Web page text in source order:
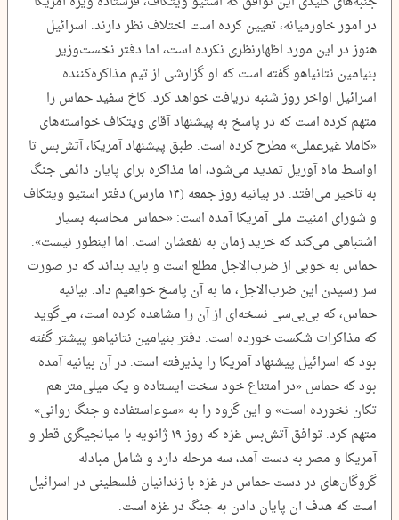
در امور خاورمیانه، تعیین کرده است اختلاف نظر دارند. اسرائیل
هنوز در این مورد اظهارنظری نکرده است، اما دفتر نخست‌وزیر
بنیامین نتانیاهو گفته است که او گزارشی از تیم مذاکره‌کننده
اسرائیل اواخر روز شنبه دریافت خواهد کرد. کاخ سفید حماس را
متهم کرده است که در پاسخ به پیشنهاد آقای ویتکاف خواسته‌های
«کاملا غیرعملی» مطرح کرده است. طبق پیشنهاد آمریکا، آتش‌بس تا
اواسط ماه آوریل تمدید می‌شود، اما مذاکره برای پایان دائمی جنگ
به تاخیر می‌افتد. در بیانیه روز جمعه (۱۴ مارس) دفتر استیو ویتکاف
و شورای امنیت ملی آمریکا آمده است: «حماس محاسبه بسیار
اشتباهی می‌کند که خرید زمان به نفعشان است. اما اینطور نیست».
حماس به خوبی از ضرب‌الاجل مطلع است و باید بداند که در صورت
سر رسیدن این ضرب‌الاجل، ما به آن پاسخ خواهیم داد. بیانیه
حماس، که بی‌بی‌سی نسخه‌ای از آن را مشاهده کرده است، می‌گوید
که مذاکرات شکست خورده است. دفتر بنیامین نتانیاهو پیشتر گفته
بود که اسرائیل پیشنهاد آمریکا را پذیرفته است. در آن بیانیه آمده
بود که حماس «در امتناع خود سخت ایستاده و یک میلی‌متر هم
تکان نخورده است» و این گروه را به «سوءاستفاده و جنگ روانی»
متهم کرد. توافق آتش‌بس غزه که روز ۱۹ ژانویه با میانجیگری قطر و
آمریکا و مصر به دست آمد، سه مرحله دارد و شامل مبادله
گروگان‌های در دست حماس در غزه با زندانیان فلسطینی در اسرائیل
است که هدف آن پایان دادن به جنگ در غزه است.